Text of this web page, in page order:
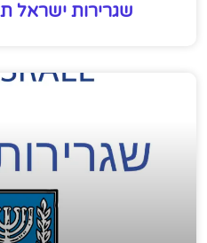
שגרירות ישראל